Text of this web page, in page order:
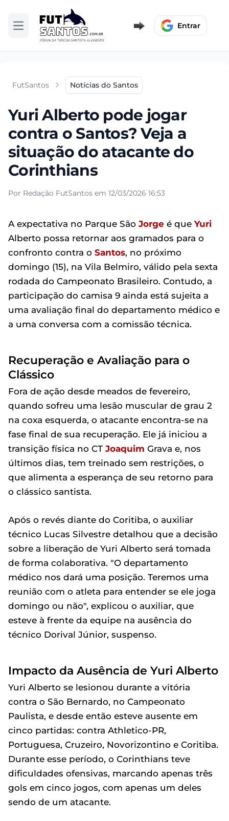
Abrir menu Entrar
FutSantos Notícias do Santos
Yuri Alberto pode jogar
contra o Santos? Veja a
situação do atacante do
Corinthians
Por Redação FutSantos em 12/03/2026 16:53
A expectativa no Parque São Jorge é que Yuri
Alberto possa retornar aos gramados para o
confronto contra o Santos, no próximo
domingo (15), na Vila Belmiro, válido pela sexta
rodada do Campeonato Brasileiro. Contudo, a
participação do camisa 9 ainda está sujeita a
uma avaliação final do departamento médico e
a uma conversa com a comissão técnica.
Recuperação e Avaliação para o
Clássico
Fora de ação desde meados de fevereiro,
quando sofreu uma lesão muscular de grau 2
na coxa esquerda, o atacante encontra-se na
fase final de sua recuperação. Ele já iniciou a
transição física no CT Joaquim Grava e, nos
últimos dias, tem treinado sem restrições, o
que alimenta a esperança de seu retorno para
o clássico santista.
Após o revés diante do Coritiba, o auxiliar
técnico Lucas Silvestre detalhou que a decisão
sobre a liberação de Yuri Alberto será tomada
de forma colaborativa. "O departamento
médico nos dará uma posição. Teremos uma
reunião com o atleta para entender se ele joga
domingo ou não", explicou o auxiliar, que
esteve à frente da equipe na ausência do
técnico Dorival Júnior, suspenso.
Impacto da Ausência de Yuri Alberto
Yuri Alberto se lesionou durante a vitória
contra o São Bernardo, no Campeonato
Paulista, e desde então esteve ausente em
cinco partidas: contra Athletico-PR,
Portuguesa, Cruzeiro, Novorizontino e Coritiba.
Durante esse período, o Corinthians teve
dificuldades ofensivas, marcando apenas três
gols em cinco jogos, com apenas um deles
sendo de um atacante.